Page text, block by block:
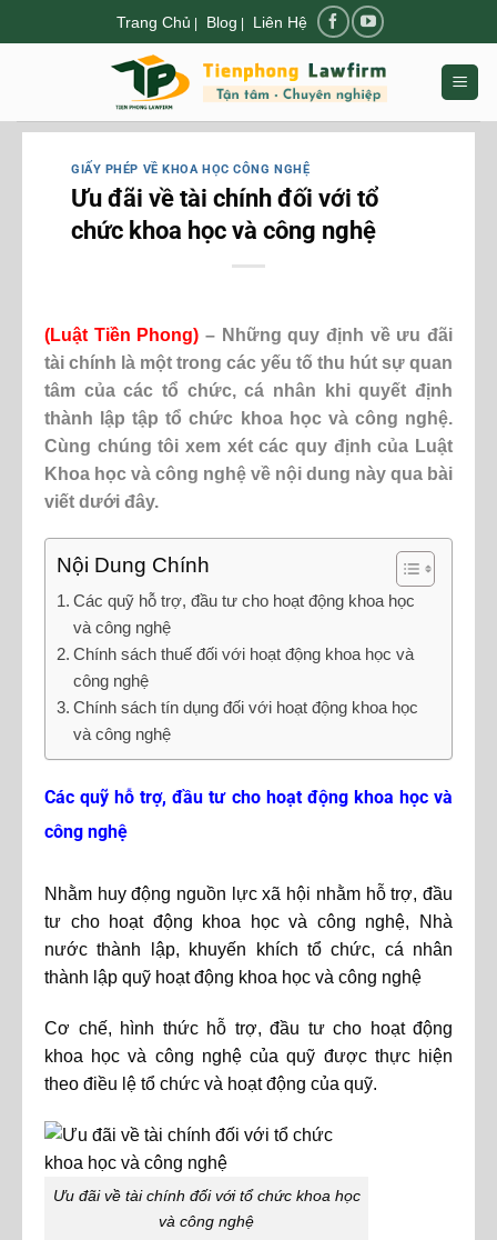
đến
Trang Chủ | Blog | Liên Hệ
GIẤY PHÉP VỀ KHOA HỌC CÔNG NGHỆ
Ưu đãi về tài chính đối với tổ
chức khoa học và công nghệ
(Luật Tiền Phong) – Những quy định về ưu đãi
tài chính là một trong các yếu tố thu hút sự quan
tâm của các tổ chức, cá nhân khi quyết định
thành lập tập tổ chức khoa học và công nghệ.
Cùng chúng tôi xem xét các quy định của Luật
Khoa học và công nghệ về nội dung này qua bài
viết dưới đây.
Nội Dung Chính
Các quỹ hỗ trợ, đầu tư cho hoạt động khoa học
và công nghệ
Chính sách thuế đối với hoạt động khoa học và
công nghệ
Chính sách tín dụng đối với hoạt động khoa học
và công nghệ
Các quỹ hỗ trợ, đầu tư cho hoạt động khoa học và
công nghệ
Nhằm huy động nguồn lực xã hội nhằm hỗ trợ, đầu
tư cho hoạt động khoa học và công nghệ, Nhà
nước thành lập, khuyến khích tổ chức, cá nhân
thành lập quỹ hoạt động khoa học và công nghệ
Cơ chế, hình thức hỗ trợ, đầu tư cho hoạt động
khoa học và công nghệ của quỹ được thực hiện
theo điều lệ tổ chức và hoạt động của quỹ.
Ưu đãi về tài chính đối với tổ chức khoa học
và công nghệ